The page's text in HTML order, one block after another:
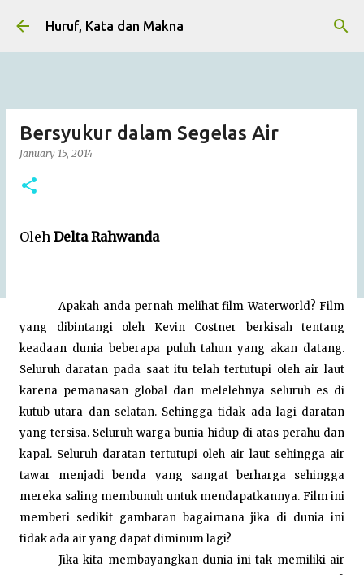
Skip to main content
Huruf, Kata dan Makna
Bersyukur dalam Segelas Air
January 15, 2014
Oleh Delta Rahwanda
Apakah anda pernah melihat film Waterworld? Film
yang dibintangi oleh Kevin Costner berkisah tentang
keadaan dunia beberapa puluh tahun yang akan datang.
Seluruh daratan pada saat itu telah tertutupi oleh air laut
karena pemanasan global dan melelehnya seluruh es di
kutub utara dan selatan. Sehingga tidak ada lagi daratan
yang tersisa. Seluruh warga bunia hidup di atas perahu dan
kapal. Seluruh daratan tertutupi oleh air laut sehingga air
tawar menjadi benda yang sangat berharga sehingga
mereka saling membunuh untuk mendapatkannya. Film ini
memberi sedikit gambaran bagaimana jika di dunia ini
tidak ada air yang dapat diminum lagi?
Jika kita membayangkan dunia ini tak memiliki air